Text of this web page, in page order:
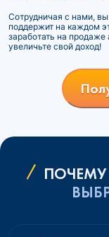
Сотрудничая с нами,
поддержит на каждом
заработать на
увеличьте свой доход!
ПОЧЕМУ